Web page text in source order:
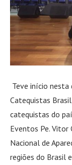
Teve início
Catequistas
catequistas do
Eventos Pe. Vitor
Nacional de
regiões do Brasil